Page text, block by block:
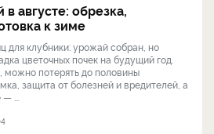
августе: обрезка,
к зиме
для клубники: урожай собран, но
цветочных почек на будущий год.
можно потерять до половины
защита от болезней и вредителей, а
...